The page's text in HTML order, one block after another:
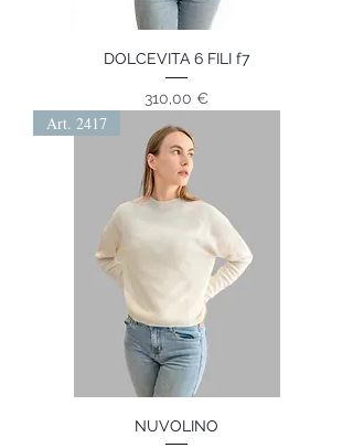
DOLCEVITA 6 FILI f7
Prezzo
310,00 €
Art. 2417
NUVOLINO